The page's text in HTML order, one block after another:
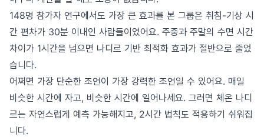
148명 참가자 연구에서도 가장 큰 효과를 본 그룹은 취침-기상 시
간 편차가 30분 이내인 사람들이었어요. 주중과 주말의 수면 시간
차이가 1시간을 넘으면 나디르 기반 최적화 효과가 절반으로 줄었
습니다.
어쩌면 가장 단순한 조언이 가장 강력한 조언일 수 있어요. 매일
비슷한 시간에 자고, 비슷한 시간에 일어나세요. 그러면 체온 나디
르는 자연스럽게 예측 가능해지고, 2시간 법칙도 적용하기 쉬워집
니다.